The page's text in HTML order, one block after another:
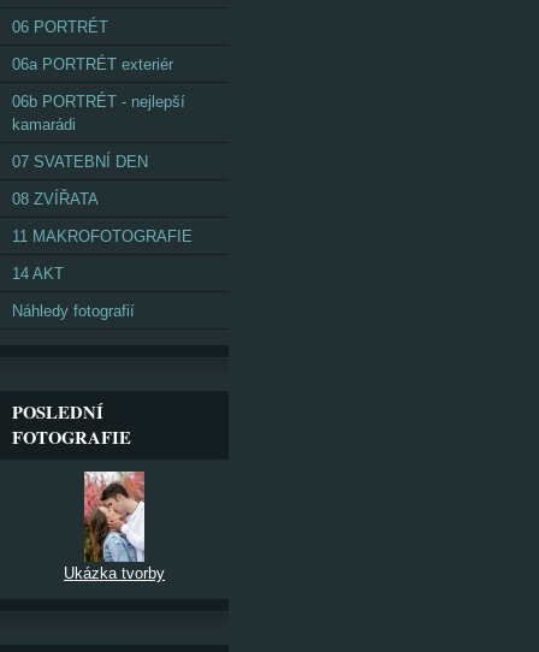
06 PORTRÉT
06a PORTRÉT exteriér
06b PORTRÉT - nejlepší
kamarádi
07 SVATEBNÍ DEN
08 ZVÍŘATA
11 MAKROFOTOGRAFIE
14 AKT
Náhledy fotografií
POSLEDNÍ
FOTOGRAFIE
Ukázka tvorby